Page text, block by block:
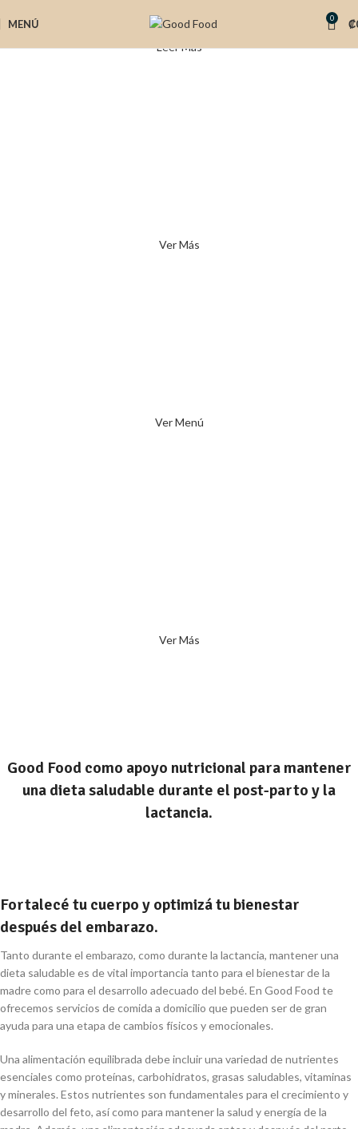
MENÚ 0 ₡
Leer Más
Ver Más
Ver Menú
Ver Más
Good Food como apoyo nutricional para mantener
una dieta saludable durante el post-parto y la
lactancia.
Fortalecé tu cuerpo y optimizá tu bienestar
después del embarazo.
Tanto durante el embarazo, como durante la lactancia, mantener una
dieta saludable es de vital importancia tanto para el bienestar de la
madre como para el desarrollo adecuado del bebé. En Good Food te
ofrecemos servicios de comida a domicilio que pueden ser de gran
ayuda para una etapa de cambios físicos y emocionales.
Una alimentación equilibrada debe incluir una variedad de nutrientes
esenciales como proteínas, carbohidratos, grasas saludables, vitaminas
y minerales. Estos nutrientes son fundamentales para el crecimiento y
desarrollo del feto, así como para mantener la salud y energía de la